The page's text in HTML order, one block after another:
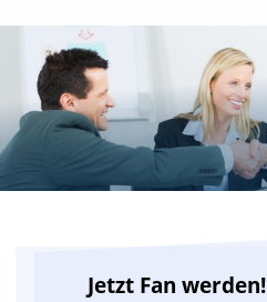
Jetzt Fan werden!